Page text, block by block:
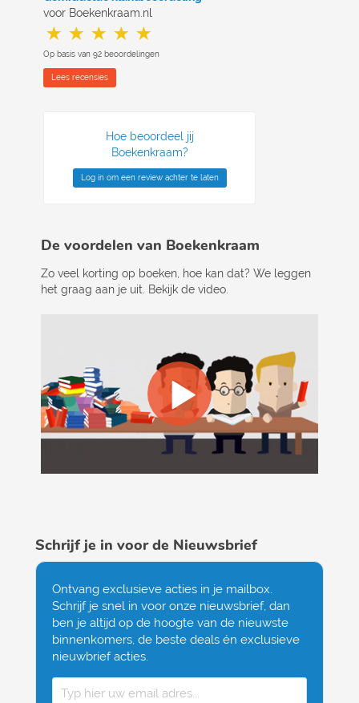
voor Boekenkraam.nl
Op basis van 92 beoordelingen
Lees recensies
Hoe beoordeel jij
Boekenkraam?
Log in om een review achter te laten
De voordelen van Boekenkraam
Zo veel korting op boeken, hoe kan dat? We leggen
het graag aan je uit. Bekijk de video.
Schrijf je in voor de Nieuwsbrief
Ontvang exclusieve acties in je mailbox.
Schrijf je snel in voor onze nieuwsbrief, dan
ben je altijd op de hoogte van de nieuwste
binnenkomers, de beste deals én exclusieve
nieuwbrief acties.